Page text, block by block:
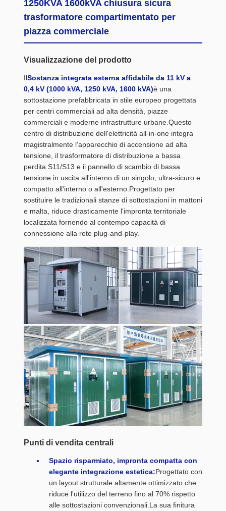
1250KVA 1600kVA chiusura sicura
trasformatore compartimentato per
piazza commerciale
Visualizzazione del prodotto
IlSostanza integrata esterna affidabile da 11 kV a
0,4 kV (1000 kVA, 1250 kVA, 1600 kVA)è una
sottostazione prefabbricata in stile europeo progettata
per centri commerciali ad alta densità, piazze
commerciali e moderne infrastrutture urbane.Questo
centro di distribuzione dell'elettricità all-in-one integra
magistralmente l'apparecchio di accensione ad alta
tensione, il trasformatore di distribuzione a bassa
perdita S11/S13 e il pannello di scambio di bassa
tensione in uscita all'interno di un singolo, ultra-sicuro e
compatto all'interno o all'esterno.Progettato per
sostituire le tradizionali stanze di sottostazioni in mattoni
e malta, riduce drasticamente l'impronta territoriale
localizzata fornendo al contempo capacità di
connessione alla rete plug-and-play.
Punti di vendita centrali
Spazio risparmiato, impronta compatta con
elegante integrazione estetica:Progettato con
un layout strutturale altamente ottimizzato che
riduce l'utilizzo del terreno fino al 70% rispetto
alle sottostazioni convenzionali.La sua finitura